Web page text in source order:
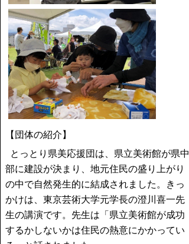
【団体の紹介】
とっとり県美応援団は、県立美術館が県中
部に建設が決まり、地元住民の盛り上がり
の中で自然発生的に結成されました。きっ
かけは、東京芸術大学元学長の澄川喜一先
生の講演です。先生は「県立美術館が成功
するかしないかは住民の熱意にかかってい